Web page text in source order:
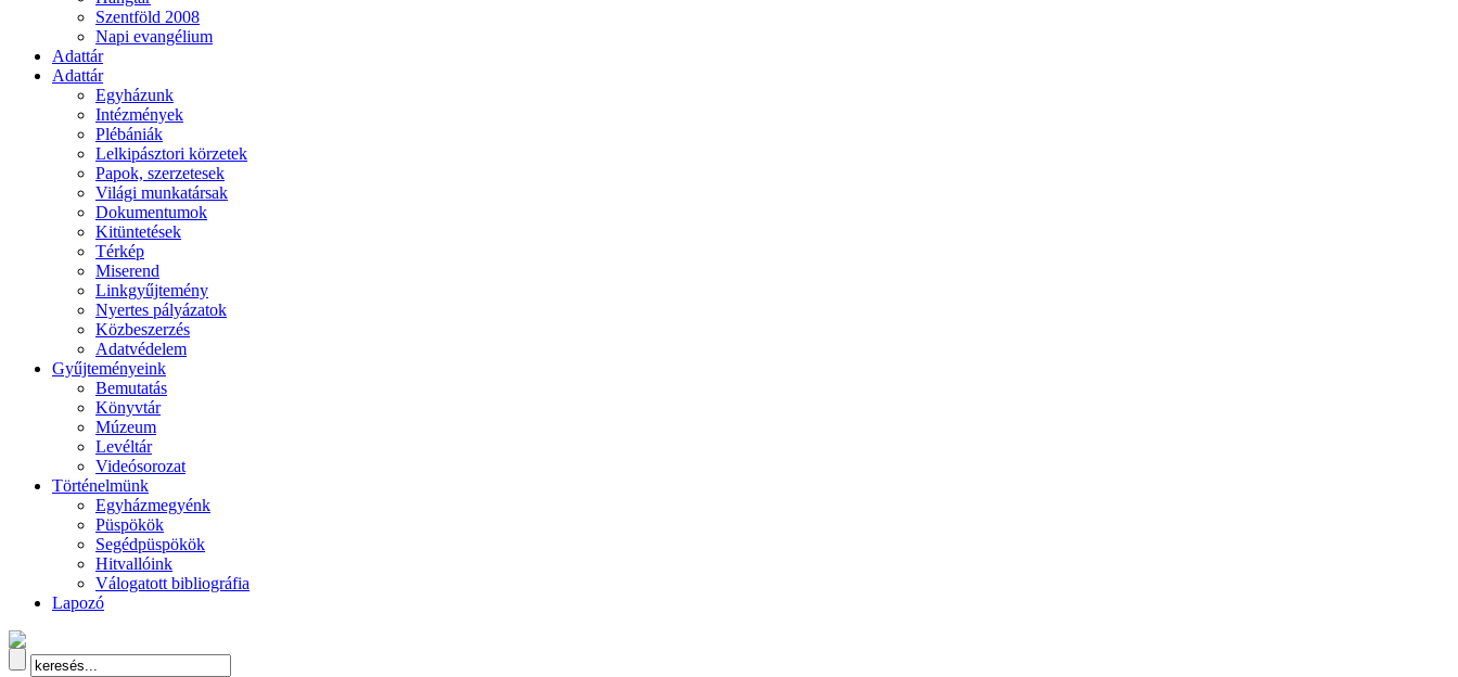
Szentföld 2008
Napi evangélium
Adattár
Adattár
Egyházunk
Intézmények
Plébániák
Lelkipásztori körzetek
Papok, szerzetesek
Világi munkatársak
Dokumentumok
Kitüntetések
Térkép
Miserend
Linkgyűjtemény
Nyertes pályázatok
Közbeszerzés
Adatvédelem
Gyűjteményeink
Bemutatás
Könyvtár
Múzeum
Levéltár
Videósorozat
Történelmünk
Egyházmegyénk
Püspökök
Segédpüspökök
Hitvallóink
Válogatott bibliográfia
Lapozó